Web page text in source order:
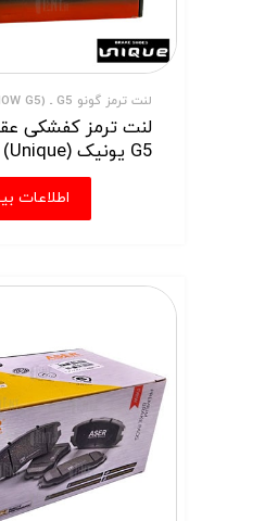
لنت ترمز گونو G5 ـ (GONOW G5)
لنت ترمز کفشکی
G5 یونیک (Unique)
اطلاعات